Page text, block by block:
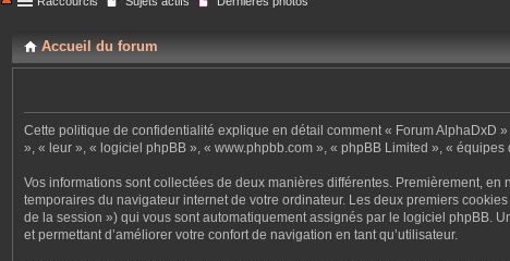
Accueil du forum
Cette politique de confidentialité explique en détail comment « Forum AlphaDxD
», « leur », « logiciel phpBB », « www.phpbb.com », « phpBB Limited », «
Vos informations sont collectées de deux manières différentes. Premièrement,
temporaires du navigateur internet de votre ordinateur. Les deux premiers
de la session ») qui vous sont automatiquement assignés par le logiciel phpBB.
et permettant d’améliorer votre confort de navigation en tant qu’utilisateur.